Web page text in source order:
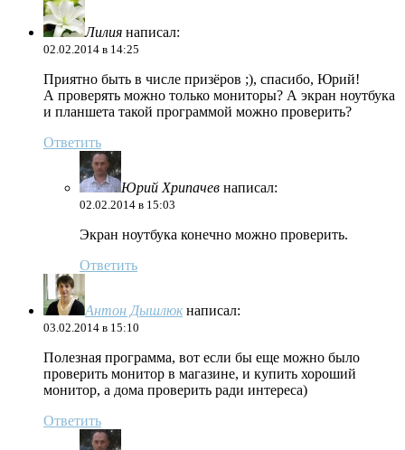
Лилия написал:
02.02.2014 в 14:25
Приятно быть в числе призёров ;), спасибо, Юрий!
А проверять можно только мониторы? А экран ноутбука
и планшета такой программой можно проверить?
Ответить
Юрий Хрипачев написал:
02.02.2014 в 15:03
Экран ноутбука конечно можно проверить.
Ответить
Антон Дышлюк написал:
03.02.2014 в 15:10
Полезная программа, вот если бы еще можно было
проверить монитор в магазине, и купить хороший
монитор, а дома проверить ради интереса)
Ответить